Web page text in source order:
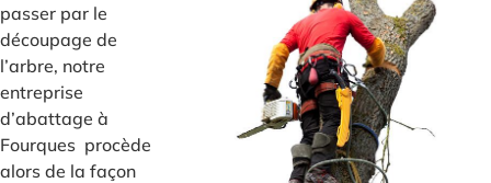
passer par le
découpage de
l’arbre, notre
entreprise
d’abattage à
Fourques procède
alors de la façon